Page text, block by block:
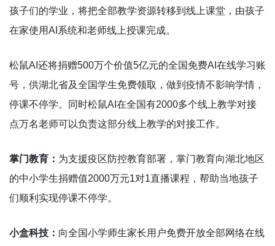
孩子们的学业，将把全部教学资源转移到线上课堂，由孩子
在家使用AI系统和老师线上授课完成。
松鼠AI还将捐赠500万个价值5亿元的全国免费AI在线学习账
号，供湖北省及全国学生免费领取，做到疫情不影响学情，
停课不停学。同时松鼠AI在全国有2000多个线上教学对接
点万名老师可以负责这部分线上教学的对接工作。
掌门教育： 为支援疫区防控教育部署，掌门教育向湖北地区
的中小学生捐赠值2000万元1对1直播课程，帮助当地孩子
们顺利实现停课不停学。
小盒科技： 向全国小学师生家长用户免费开放全部网络在线